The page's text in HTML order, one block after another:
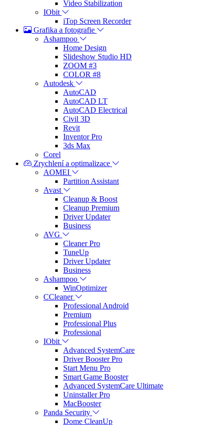
Video Stabilization
IObit
iTop Screen Recorder
Grafika a fotografie
Ashampoo
Home Design
Slideshow Studio HD
ZOOM #3
COLOR #8
Autodesk
AutoCAD
AutoCAD LT
AutoCAD Electrical
Civil 3D
Revit
Inventor Pro
3ds Max
Corel
Zrychlení a optimalizace
AOMEI
Partition Assistant
Avast
Cleanup & Boost
Cleanup Premium
Driver Updater
Business
AVG
Cleaner Pro
TuneUp
Driver Updater
Business
Ashampoo
WinOptimizer
CCleaner
Professional Android
Premium
Professional Plus
Professional
IObit
Advanced SystemCare
Driver Booster Pro
Start Menu Pro
Smart Game Booster
Advanced SystemCare Ultimate
Uninstaller Pro
MacBooster
Panda Security
Dome CleanUp